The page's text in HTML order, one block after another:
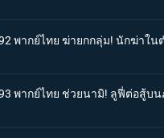
พากย์ไทย ฆ่ายกกลุ่ม! นักฆ่าใน
พากย์ไทย ช่วยนามิ! ลูฟี่ต่อสู้บน